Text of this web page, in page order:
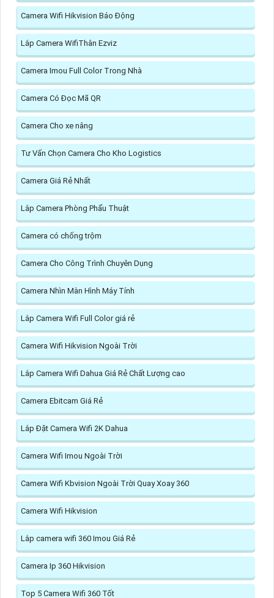
Camera Wifi Hikvision Báo Động
Lắp Camera WifiThân Ezviz
Camera Imou Full Color Trong Nhà
Camera Có Đọc Mã QR
Camera Cho xe nâng
Tư Vấn Chọn Camera Cho Kho Logistics
Camera Giá Rẻ Nhất
Lắp Camera Phòng Phẩu Thuật
Camera có chống trộm
Camera Cho Công Trình Chuyên Dụng
Camera Nhìn Màn Hình Máy Tính
Lắp Camera Wifi Full Color giá rẻ
Camera Wifi Hikvision Ngoài Trời
Lắp Camera Wifi Dahua Giá Rẻ Chất Lượng cao
Camera Ebitcam Giá Rẻ
Lắp Đặt Camera Wifi 2K Dahua
Camera Wifi Imou Ngoài Trời
Camera Wifi Kbvision Ngoài Trời Quay Xoay 360
Camera Wifi Hikvision
Lắp camera wifi 360 Imou Giá Rẻ
Camera Ip 360 Hikvision
Top 5 Camera Wifi 360 Tốt